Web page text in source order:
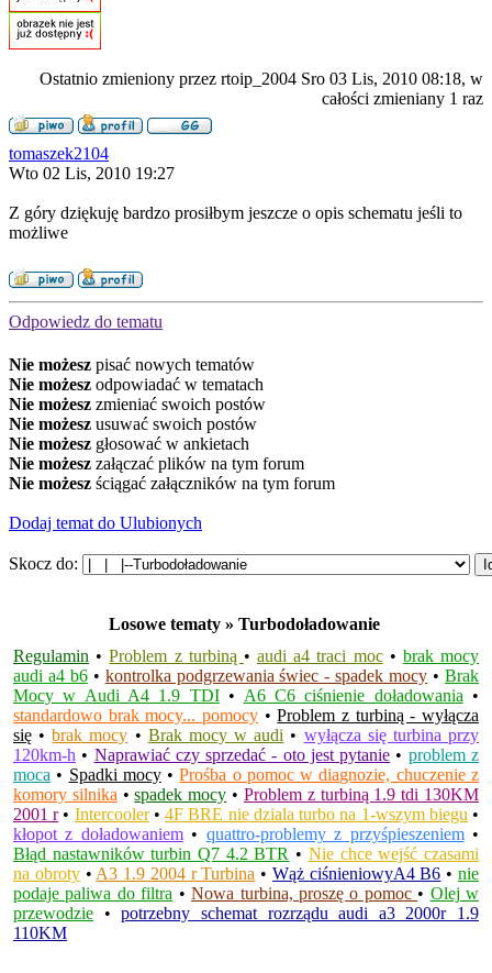
Ostatnio zmieniony przez rtoip_2004 Sro 03 Lis, 2010 08:18, w
całości zmieniany 1 raz
tomaszek2104
Wto 02 Lis, 2010 19:27
Z góry dziękuję bardzo prosiłbym jeszcze o opis schematu jeśli to
możliwe
Odpowiedz do tematu
Nie możesz pisać nowych tematów
Nie możesz odpowiadać w tematach
Nie możesz zmieniać swoich postów
Nie możesz usuwać swoich postów
Nie możesz głosować w ankietach
Nie możesz załączać plików na tym forum
Nie możesz ściągać załączników na tym forum
Dodaj temat do Ulubionych
Skocz do:
Losowe tematy » Turbodoładowanie
Regulamin •Problem z turbiną •audi a4 traci moc• brak mocy
audi a4 b6• kontrolka podgrzewania świec - spadek mocy •Brak
Mocy w Audi A4 1.9 TDI• A6 C6 ciśnienie doładowania •
standardowo brak mocy... pomocy •Problem z turbiną - wyłącza
się •brak mocy • Brak mocy w audi • wyłącza się turbina przy
120km-h • Naprawiać czy sprzedać - oto jest pytanie • problem z
moca • Spadki mocy•Prośba o pomoc w diagnozie, chuczenie z
komory silnika •spadek mocy • Problem z turbiną 1.9 tdi 130KM
2001 r• Intercooler•4F BRE nie dziala turbo na 1-wszym biegu •
kłopot z doładowaniem• quattro-problemy z przyśpieszeniem•
Błąd nastawników turbin Q7 4.2 BTR • Nie chce wejść czasami
na obroty• A3 1.9 2004 r Turbina • Wąż ciśnieniowyA4 B6 •nie
podaje paliwa do filtra •Nowa turbina, proszę o pomoc • Olej w
przewodzie •potrzebny schemat rozrządu audi a3 2000r 1.9
110KM